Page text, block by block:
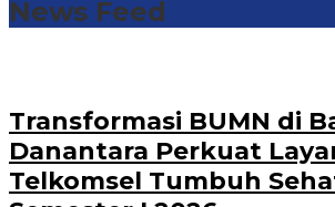
News Feed
Transformasi BUMN di
Danantara Perkuat
Telkomsel Tumbuh